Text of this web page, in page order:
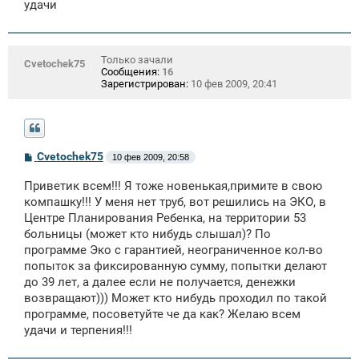
н
е
удачи
Cvetochek75
Только зачали
Сообщения: 16
Зарегистрирован: 10 фев 2009, 20:41
С
б
щ
н
и
Cvetochek75 10 фев 2009, 20:58
Приветик всем!!! Я тоже новенькая,примите в свою
компашку!!! У меня нет труб, вот решились на ЭКО, в
Центре Планирования Ребенка, на территории 53
больницы (может кто нибудь слышал)? По
программе Эко с гарантией, неограниченное кол-во
попыток за фиксированную сумму, попытки делают
до 39 лет, а далее если не получается, денежки
возвращают))) Может кто нибудь проходил по такой
программе, посоветуйте че да как? Желаю всем
удачи и терпения!!!